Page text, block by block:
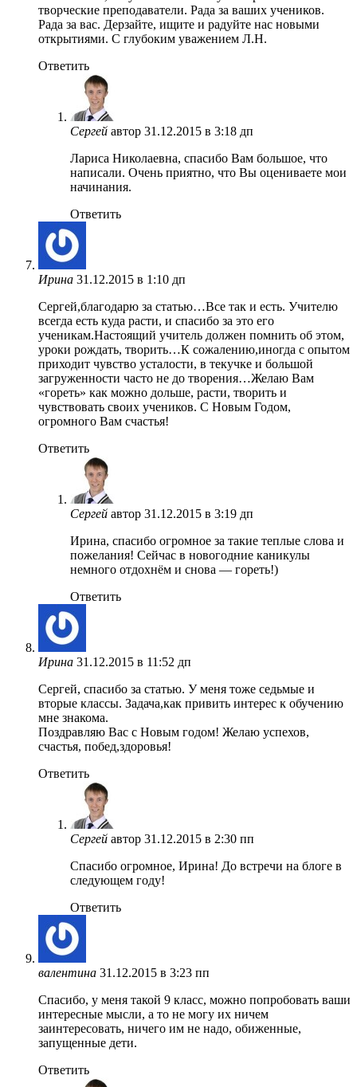
творческие преподаватели. Рада за ваших учеников.
Рада за вас. Дерзайте, ищите и радуйте нас новыми
открытиями. С глубоким уважением Л.Н.
Ответить
Сергей автор 31.12.2015 в 3:18 дп
Лариса Николаевна, спасибо Вам большое, что
написали. Очень приятно, что Вы оцениваете мои
начинания.
Ответить
Ирина 31.12.2015 в 1:10 дп
Сергей,благодарю за статью…Все так и есть. Учителю
всегда есть куда расти, и спасибо за это его
ученикам.Настоящий учитель должен помнить об этом,
уроки рождать, творить…К сожалению,иногда с опытом
приходит чувство усталости, в текучке и большой
загруженности часто не до творения…Желаю Вам
«гореть» как можно дольше, расти, творить и
чувствовать своих учеников. С Новым Годом,
огромного Вам счастья!
Ответить
Сергей автор 31.12.2015 в 3:19 дп
Ирина, спасибо огромное за такие теплые слова и
пожелания! Сейчас в новогодние каникулы
немного отдохнём и снова — гореть!)
Ответить
Ирина 31.12.2015 в 11:52 дп
Сергей, спасибо за статью. У меня тоже седьмые и
вторые классы. Задача,как привить интерес к обучению
мне знакома.
Поздравляю Вас с Новым годом! Желаю успехов,
счастья, побед,здоровья!
Ответить
Сергей автор 31.12.2015 в 2:30 пп
Спасибо огромное, Ирина! До встречи на блоге в
следующем году!
Ответить
валентина 31.12.2015 в 3:23 пп
Спасибо, у меня такой 9 класс, можно попробовать ваши
интересные мысли, а то не могу их ничем
заинтересовать, ничего им не надо, обиженные,
запущенные дети.
Ответить